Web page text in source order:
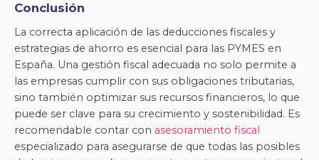
Conclusión
La correcta aplicación de las deducciones fiscales y
estrategias de ahorro es esencial para las PYMES en
España. Una gestión fiscal adecuada no solo permite a
las empresas cumplir con sus obligaciones tributarias,
sino también optimizar sus recursos financieros, lo que
puede ser clave para su crecimiento y sostenibilidad. Es
recomendable contar con asesoramiento fiscal
especializado para asegurarse de que todas las posibles